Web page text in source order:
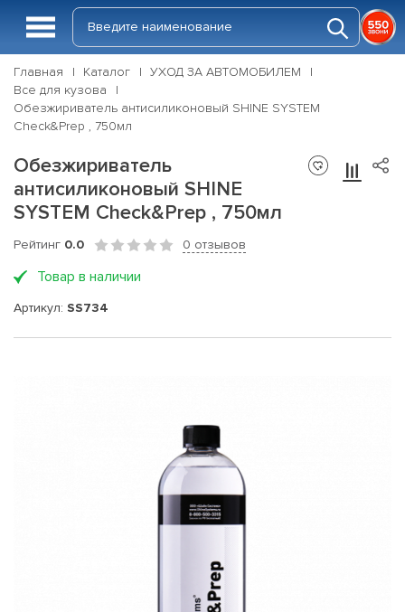
Главная Каталог
УХОД ЗА АВТОМОБИЛЕМ
Все для кузова
Обезжириватель антисиликоновый SHINE SYSTEM
Check&Prep , 750мл
Обезжириватель
антисиликоновый SHINE
SYSTEM Check&Prep , 750мл
Рейтинг 0.0 0 отзывов
Товар в наличии
Артикул: SS734